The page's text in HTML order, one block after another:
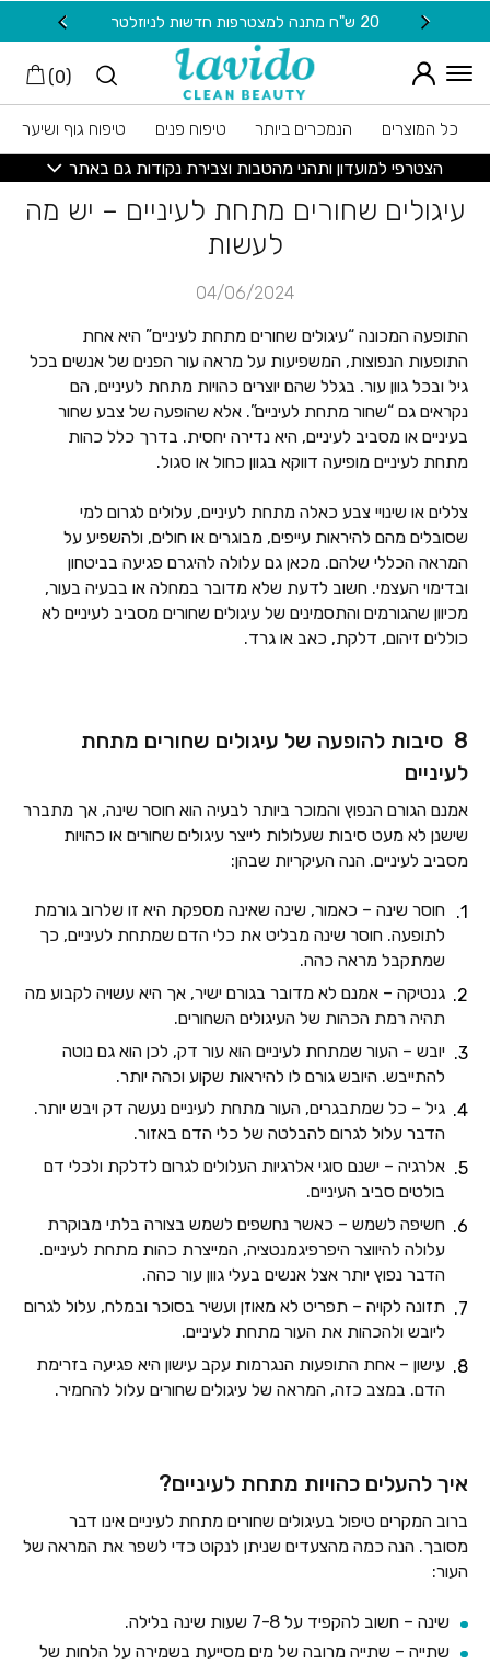
Skip to Content
20 ש"ח מתנה למצטרפות חדשות לניוזלטר
(
0
)
כל המוצרים הנמכרים ביותר טיפוח פנים
טיפוח גוף ושיער
הצטרפי למועדון ותהני מהטבות וצבירת נקודות גם באתר
עיגולים שחורים מתחת לעיניים – יש מה
לעשות
04/06/2024
התופעה המכונה “עיגולים שחורים מתחת לעיניים” היא אחת
התופעות הנפוצות, המשפיעות על מראה עור הפנים של אנשים בכל
גיל ובכל גוון עור. בגלל שהם יוצרים כהויות מתחת לעיניים, הם
נקראים גם “שחור מתחת לעיניים”. אלא שהופעה של צבע שחור
בעיניים או מסביב לעיניים, היא נדירה יחסית. בדרך כלל כהות
מתחת לעיניים מופיעה דווקא בגוון כחול או סגול.
צללים או שינויי צבע כאלה מתחת לעיניים, עלולים לגרום למי
שסובלים מהם להיראות עייפים, מבוגרים או חולים, ולהשפיע על
המראה הכללי שלהם. מכאן גם עלולה להיגרם פגיעה בביטחון
ובדימוי העצמי. חשוב לדעת שלא מדובר במחלה או בבעיה בעור,
מכיוון שהגורמים והתסמינים של עיגולים שחורים מסביב לעיניים לא
כוללים זיהום, דלקת, כאב או גרד.
8 סיבות להופעה של עיגולים שחורים מתחת
לעיניים
אמנם הגורם הנפוץ והמוכר ביותר לבעיה הוא חוסר שינה, אך מתברר
שישנן לא מעט סיבות שעלולות לייצר עיגולים שחורים או כהויות
מסביב לעיניים. הנה העיקריות שבהן:
חוסר שינה – כאמור, שינה שאינה מספקת היא זו שלרוב גורמת
לתופעה. חוסר שינה מבליט את כלי הדם שמתחת לעיניים, כך
שמתקבל מראה כהה.
גנטיקה – אמנם לא מדובר בגורם ישיר, אך היא עשויה לקבוע מה
תהיה רמת הכהות של העיגולים השחורים.
יובש – העור שמתחת לעיניים הוא עור דק, לכן הוא גם נוטה
להתייבש. היובש גורם לו להיראות שקוע וכהה יותר.
גיל – כל שמתבגרים, העור מתחת לעיניים נעשה דק ויבש יותר.
הדבר עלול לגרום להבלטה של כלי הדם באזור.
אלרגיה – ישנם סוגי אלרגיות העלולים לגרום לדלקת ולכלי דם
בולטים סביב העיניים.
חשיפה לשמש – כאשר נחשפים לשמש בצורה בלתי מבוקרת
עלולה להיווצר היפרפיגמנטציה, המייצרת כהות מתחת לעיניים.
הדבר נפוץ יותר אצל אנשים בעלי גוון עור כהה.
תזונה לקויה – תפריט לא מאוזן ועשיר בסוכר ובמלח, עלול לגרום
ליובש ולהכהות את העור מתחת לעיניים.
עישון – אחת התופעות הנגרמות עקב עישון היא פגיעה בזרימת
הדם. במצב כזה, המראה של עיגולים שחורים עלול להחמיר.
איך להעלים כהויות מתחת לעיניים?
ברוב המקרים טיפול בעיגולים שחורים מתחת לעיניים אינו דבר
מסובך. הנה כמה מהצעדים שניתן לנקוט כדי לשפר את המראה של
העור:
שינה – חשוב להקפיד על 7-8 שעות שינה בלילה.
שתייה – שתייה מרובה של מים מסייעת בשמירה על הלחות של
בחזרה למעלה